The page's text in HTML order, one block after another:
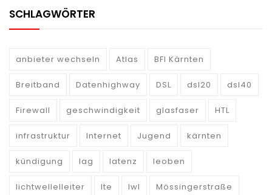
SCHLAGWÖRTER
anbieter wechseln Atlas BFI Kärnten
Breitband Datenhighway DSL dsl20 dsl40
Firewall geschwindigkeit glasfaser HTL
infrastruktur Internet Jugend kärnten
kündigung lag latenz leoben
lichtwellelleiter lte lwl Mössingerstraße